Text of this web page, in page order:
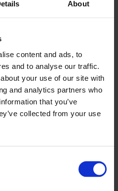
About
content and ads, to
and to analyse our traffic.
your use of our site with
and analytics partners who
that you’ve
collected from your use
o il proprietario di
furgoni e dipendenti,
di un nuovo ordine di
le informazioni e lo storico
hanno preso quali
preselezionare i veicoli e gli